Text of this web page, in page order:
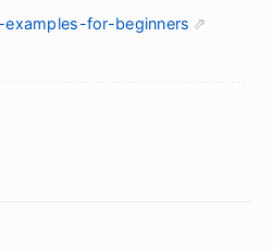
for-beginners